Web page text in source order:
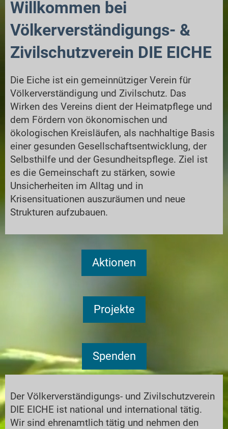
Willkommen bei
Völkerverständigungs- &
Zivilschutzverein DIE EICHE
Die Eiche ist ein gemeinnütziger Verein für
Völkerverständigung und Zivilschutz. Das
Wirken des Vereins dient der Heimatpflege und
dem Fördern von ökonomischen und
ökologischen Kreisläufen, als nachhaltige Basis
einer gesunden Gesellschaftsentwicklung, der
Selbsthilfe und der Gesundheitspflege. Ziel ist
es die Gemeinschaft zu stärken, sowie
Unsicherheiten im Alltag und in
Krisensituationen auszuräumen und neue
Strukturen aufzubauen.
Aktionen
Projekte
Spenden
Der Völkerverständigungs- und Zivilschutzverein
DIE EICHE ist national und international tätig.
Wir sind ehrenamtlich tätig und nehmen den